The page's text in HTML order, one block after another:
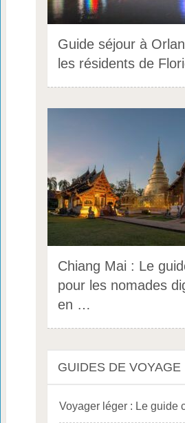
Guide séjour à
les résidents de
Chiang Mai : Le
pour les nomades
en …
GUIDES DE VOYAGE
Voyager léger : Le guide